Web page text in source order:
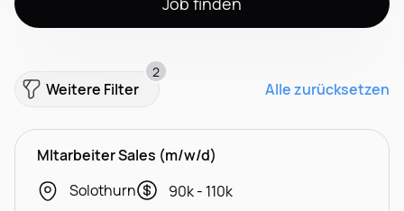
Weitere Filter
2
Alle zurücksetzen
MItarbeiter Sales (m/w/d)
Solothurn
90k - 110k